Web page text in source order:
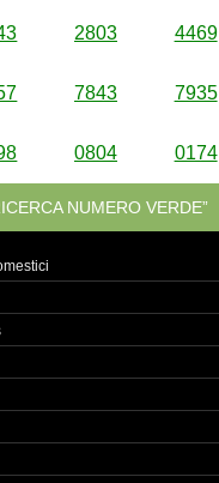
2803 4469
7843 7935
0804 0174
NUMERO VERDE”